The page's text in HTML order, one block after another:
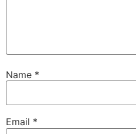
Name *
Email *